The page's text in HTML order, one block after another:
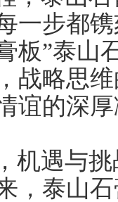
一步都
板”泰山
战略思
谊的深
机遇与
，泰山